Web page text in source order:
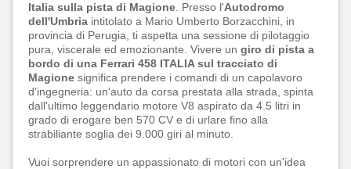
Italia sulla pista di Magione . Presso l'Autodromo
dell'Umbria intitolato a Mario Umberto Borzacchini, in
provincia di Perugia, ti aspetta una sessione di pilotaggio
pura, viscerale ed emozionante. Vivere un giro di pista a
bordo di una Ferrari 458 ITALIA sul tracciato di
Magione significa prendere i comandi di un capolavoro
d'ingegneria: un'auto da corsa prestata alla strada, spinta
dall'ultimo leggendario motore V8 aspirato da 4.5 litri in
grado di erogare ben 570 CV e di urlare fino alla
strabiliante soglia dei 9.000 giri al minuto.
Vuoi sorprendere un appassionato di motori con un'idea